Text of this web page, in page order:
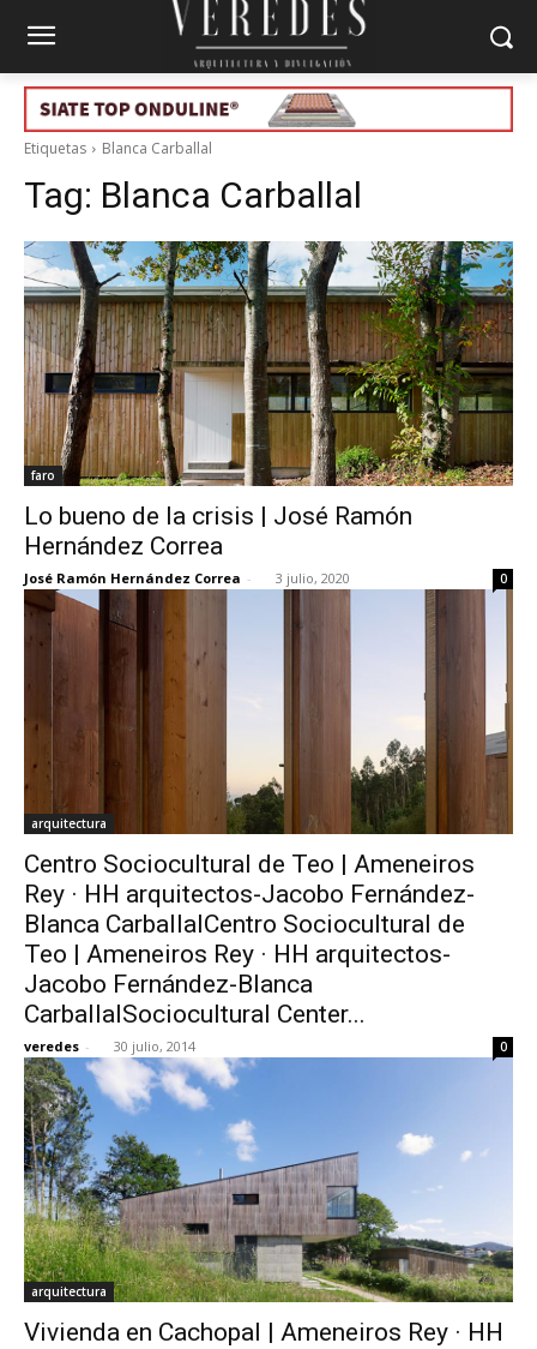
Etiquetas Blanca Carballal
Tag: Blanca Carballal
faro
Lo bueno de la crisis | José Ramón
Hernández Correa
José Ramón Hernández Correa - 3 julio, 2020 0
arquitectura
Centro Sociocultural de Teo | Ameneiros
Rey · HH arquitectos-Jacobo Fernández-
Blanca CarballalCentro Sociocultural de
Teo | Ameneiros Rey · HH arquitectos-
Jacobo Fernández-Blanca
CarballalSociocultural Center...
veredes - 30 julio, 2014 0
arquitectura
Vivienda en Cachopal | Ameneiros Rey · HH